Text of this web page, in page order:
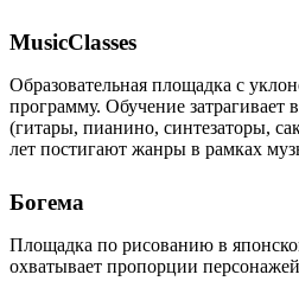
MusicClasses
Образовательная площадка с
программу. Обучение затрагивает
(гитары, пианино, синтезаторы,
лет постигают жанры в рамках
Богема
Площадка по рисованию в
охватывает пропорции